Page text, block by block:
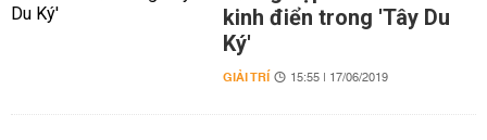
kinh điển trong 'Tây Du
Ký'
GIẢI TRÍ 15:55 | 17/06/2019